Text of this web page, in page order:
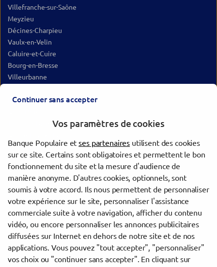
Villefranche-sur-Saône
Meyzieu
Décines-Charpieu
Vaulx-en-Velin
Caluire-et-Cuire
Bourg-en-Bresse
Villeurbanne
Lyon
Tassin-la-Demi-Lune
Vénissieux
Oullins-Pierre-Bénite
Saint-Genis-Laval
Mâcon
Bourgoin-Jallieu
Trouver une agence Banque Populaire
Ain
Villars-les-Dombes
Continuer sans accepter
Vos paramètres de cookies
Banque Populaire etses partenaires utilisent des cookies
sur ce site. Certains sont obligatoires et permettent le bon
fonctionnement du site et la mesure d'audience de
manière anonyme. D'autres cookies, optionnels, sont
soumis à votre accord. Ils nous permettent de personnaliser
votre expérience sur le site, personnaliser l'assistance
commerciale suite à votre navigation, afficher du contenu
vidéo, ou encore personnaliser les annonces publicitaires
diffusées sur Internet en dehors de notre site et de nos
applications. Vous pouvez "tout accepter", "personnaliser"
vos choix ou "continuer sans accepter". En cliquant sur